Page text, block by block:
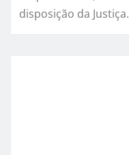
disposição da Justiça.